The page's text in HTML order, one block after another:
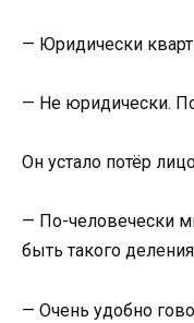
— Юридически
— Не юридически.
Он устало потёр
— По-человечески
быть такого
— Очень удобно